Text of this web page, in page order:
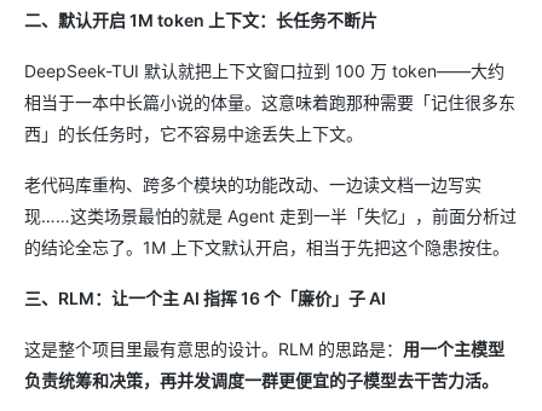
二、默认开启 1M token 上下文：长任务不断片
DeepSeek-TUI 默认就把上下文窗口拉到 100 万 token——大约
相当于一本中长篇小说的体量。这意味着跑那种需要「记住很多东
西」的长任务时，它不容易中途丢失上下文。
老代码库重构、跨多个模块的功能改动、一边读文档一边写实
现……这类场景最怕的就是 Agent 走到一半「失忆」，前面分析过
的结论全忘了。1M 上下文默认开启，相当于先把这个隐患按住。
三、RLM：让一个主 AI 指挥 16 个「廉价」子 AI
这是整个项目里最有意思的设计。RLM 的思路是： 用一个主模型
负责统筹和决策，再并发调度一群更便宜的子模型去干苦力活。